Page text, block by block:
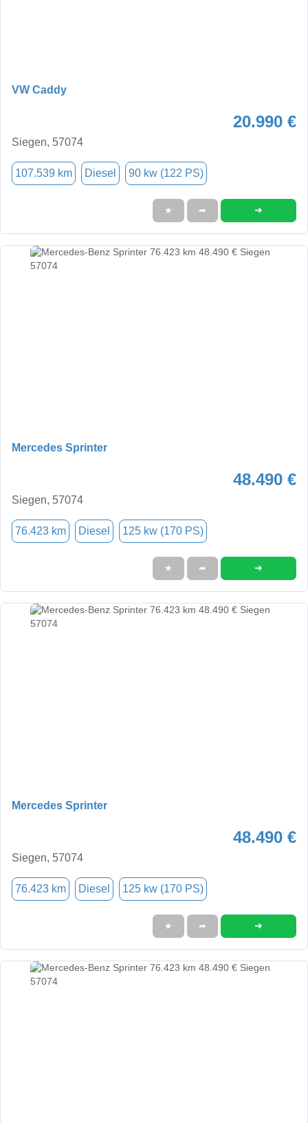
VW Caddy
20.990 €
Siegen, 57074
107.539 km Diesel 90 kw (122 PS)
★ ➦ ➜
Mercedes Sprinter
48.490 €
Siegen, 57074
76.423 km Diesel 125 kw (170 PS)
★ ➦ ➜
Mercedes Sprinter
48.490 €
Siegen, 57074
76.423 km Diesel 125 kw (170 PS)
★ ➦ ➜